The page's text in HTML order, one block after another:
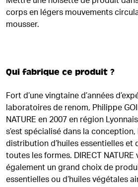
corps en légers mouvements
mousser.
Qui fabrique ce produit ?
Fort d’une vingtaine d’années
laboratoires de renom, Philippe
NATURE en 2007 en région
s’est spécialisé dans la
distribution d’huiles essentielles et
toutes les formes. DIRECT
également un grand choix de
essentielles ou d’huiles végétales